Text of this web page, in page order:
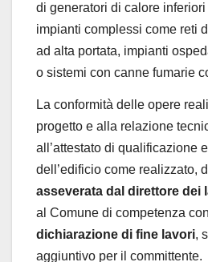
di generatori di calore inferiori
impianti complessi come reti
ad alta portata, impianti
o sistemi con canne fumarie
La conformità delle opere
progetto e alla relazione
all’attestato di qualificazione
dell’edificio come realizzato,
asseverata dal direttore dei
al Comune di competenza
dichiarazione di fine lavori,
aggiuntivo per il committente.